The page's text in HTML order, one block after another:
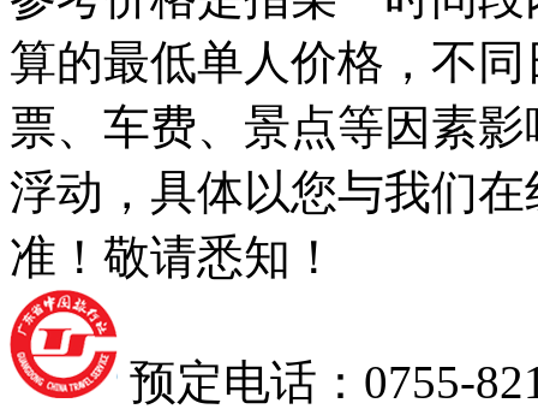
算的最低单人价格，不
票、车费、景点等因素
浮动，具体以您与我们
准！敬请悉知！
预定电话：0755-